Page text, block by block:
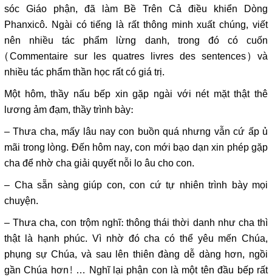
sóc Giáo phận, đã làm Bề Trên Cả điều khiển Dòng
Phanxicô. Ngài có tiếng là rất thông minh xuất chúng, viết
nên nhiều tác phẩm lừng danh, trong đó có cuốn
(Commentaire sur les quatres livres des sentences) và
nhiều tác phẩm thần học rất có giá trị.
Một hôm, thầy nấu bếp xin gặp ngài với nét mặt thật thê
lương ảm đạm, thầy trình bày:
– Thưa cha, mấy lâu nay con buồn quá nhưng vẫn cứ ấp ủ
mãi trong lòng. Đến hôm nay, con mới bạo dạn xin phép gặp
cha để nhờ cha giải quyết nỗi lo âu cho con.
– Cha sẵn sàng giúp con, con cứ tự nhiên trình bày mọi
chuyện.
– Thưa cha, con trộm nghĩ: thông thái thời danh như cha thì
thật là hạnh phúc. Vì nhờ đó cha có thể yêu mến Chúa,
phụng sự Chúa, và sau lên thiên đàng dễ dàng hơn, ngồi
gần Chúa hơn! … Nghĩ lại phận con là một tên đầu bếp rất